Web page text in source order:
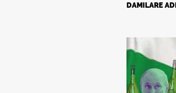
DAMILARE